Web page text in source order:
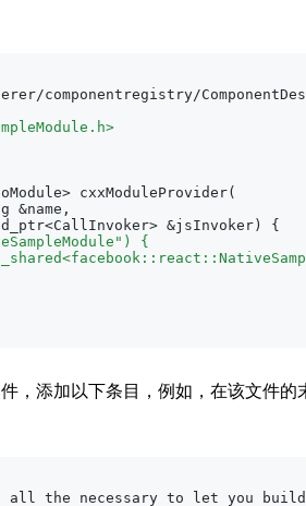
componentregistry/
cxxModuleProvider(
&name,
&jsInvoker) {
{
，添加以下条目，例如，在该文件的
the necessary to let you